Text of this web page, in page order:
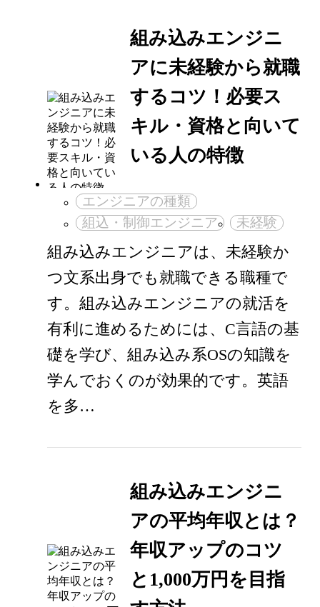
組み込みエンジニ
アに未経験から就職
するコツ！必要ス
キル・資格と向いて
いる人の特徴
エンジニアの種類
組込・制御エンジニア
未経験
組み込みエンジニアは、未経験か
つ文系出身でも就職できる職種で
す。組み込みエンジニアの就活を
有利に進めるためには、C言語の基
礎を学び、組み込み系OSの知識を
学んでおくのが効果的です。英語
を多…
組み込みエンジニ
アの平均年収とは？
年収アップのコツ
と1,000万円を目指